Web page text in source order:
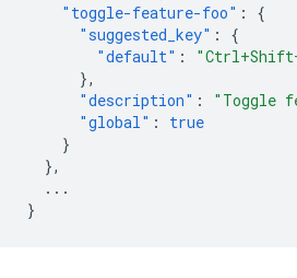
"toggle-feature-foo" :
{
"suggested_key" :
{
"default" :
},
"description" : "Toggle
"global" :
true
}
},
...
}